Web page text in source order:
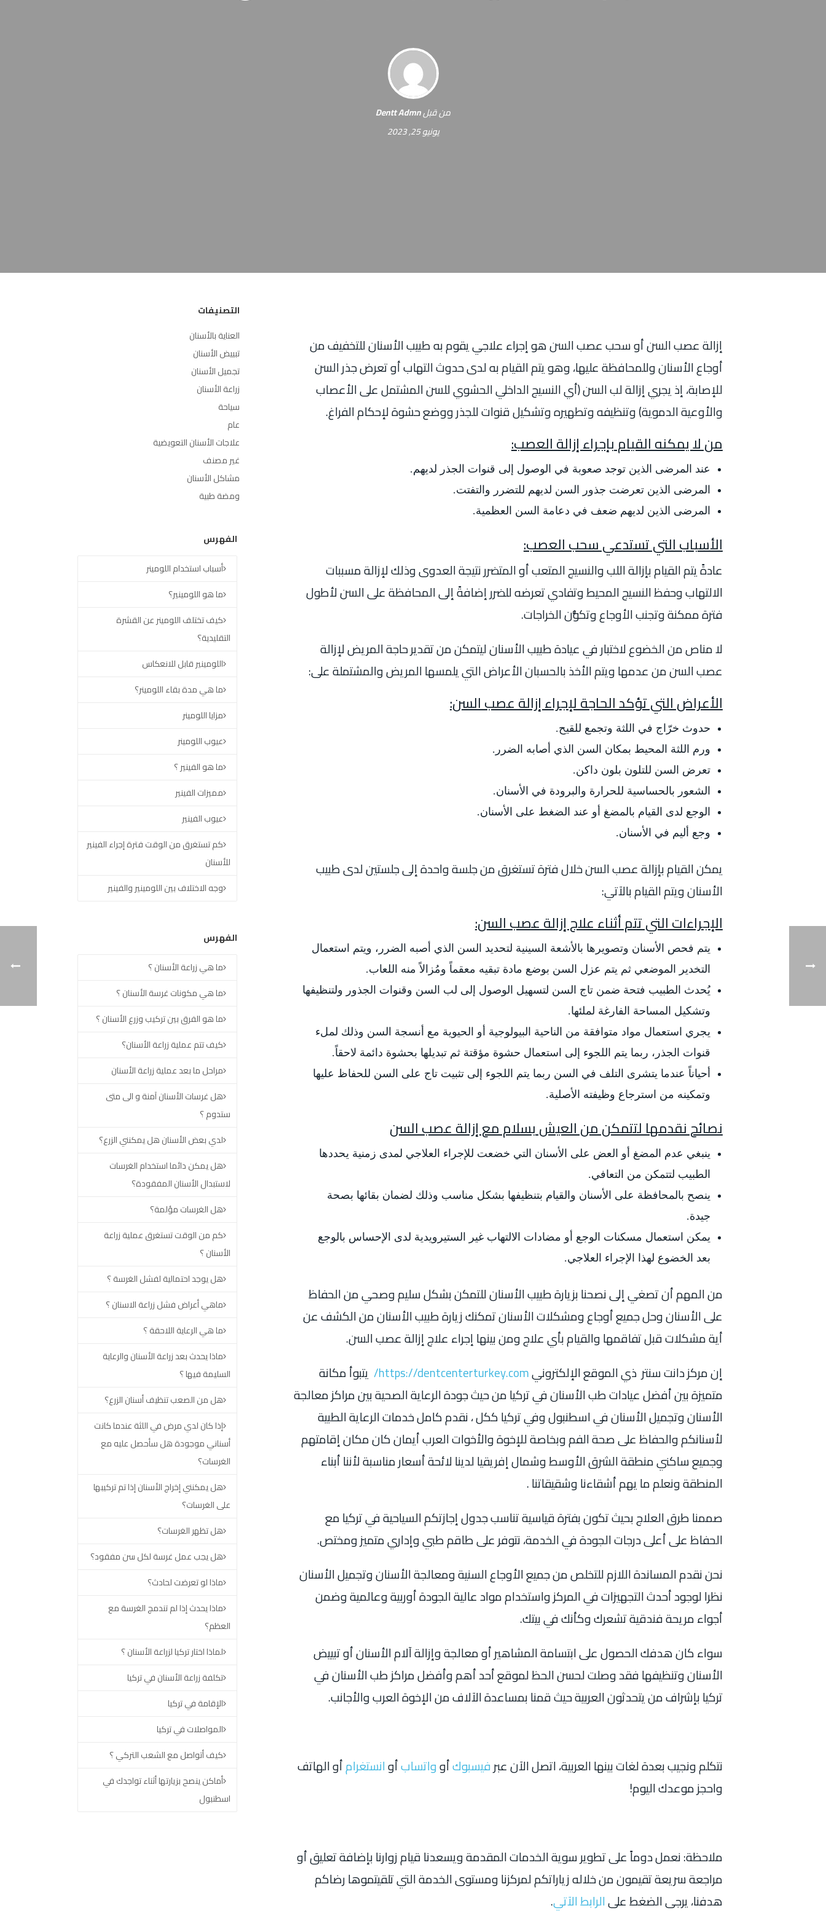
من قبلDentt Admn
يونيو 25, 2023
إزالة عصب السن أو سحب عصب السن هو إجراء علاجي يقوم به طبيب الأسنان للتخفيف من
أوجاع الأسنان وللمحافظة عليها، وهو يتم القيام به لدى حدوث التهاب أو تعرض جذر السن
للإصابة، إذ يجري إزالة لب السن (أي النسيج الداخلي الحشوي للسن المشتمل على الأعصاب
والأوعية الدموية) وتنظيفه وتطهيره وتشكيل قنوات للجذر ووضع حشوة لإحكام الفراغ.
من لا يمكنه القيام بإجراء إزالة العصب:
عند المرضى الذين توجد صعوبة في الوصول إلى قنوات الجذر لديهم.
المرضى الذين تعرضت جذور السن لديهم للتضرر والتفتت.
المرضى الذين لديهم ضعف في دعامة السن العظمية.
الأسباب التي تستدعي سحب العصب:
عادةً يتم القيام بإزالة اللب والنسيج المتعب أو المتضرر نتيجة العدوى وذلك لإزالة مسببات
الالتهاب وحفظ النسيج المحيط وتفادي تعرضه للضرر إضافةً إلى المحافظة على السن لأطول
فترة ممكنة وتجنب الأوجاع وتكوُّن الخراجات.
لا مناص من الخضوع لاختبار في عيادة طبيب الأسنان ليتمكن من تقدير حاجة المريض لإزالة
عصب السن من عدمها ويتم الأخذ بالحسبان الأعراض التي يلمسها المريض والمشتملة على:
الأعراض التي تؤكد الحاجة لإجراء إزالة عصب السن:
حدوث خرّاج في اللثة وتجمع للقيح.
ورم اللثة المحيط بمكان السن الذي أصابه الضرر.
تعرض السن للتلون بلون داكن.
الشعور بالحساسية للحرارة والبرودة في الأسنان.
الوجع لدى القيام بالمضغ أو عند الضغط على الأسنان.
وجع أليم في الأسنان.
يمكن القيام بإزالة عصب السن خلال فترة تستغرق من جلسة واحدة إلى جلستين لدى طبيب
الأسنان ويتم القيام بالآتي:
الإجراءات التي تتم أثناء علاج إزالة عصب السن:
يتم فحص الأسنان وتصويرها بالأشعة السينية لتحديد السن الذي أصبه الضرر، ويتم استعمال
التخدير الموضعي ثم يتم عزل السن بوضع مادة تبقيه معقماً ومُزالاً منه اللعاب.
يُحدث الطبيب فتحة ضمن تاج السن لتسهيل الوصول إلى لب السن وقنوات الجذور ولتنظيفها
وتشكيل المساحة الفارغة لملئها.
يجري استعمال مواد متوافقة من الناحية البيولوجية أو الحيوية مع أنسجة السن وذلك لملء
قنوات الجذر، ربما يتم اللجوء إلى استعمال حشوة مؤقتة ثم تبديلها بحشوة دائمة لاحقاً.
أحياناً عندما يتشرى التلف في السن ربما يتم اللجوء إلى تثبيت تاج على السن للحفاظ عليها
وتمكينه من استرجاع وظيفته الأصلية.
نصائح نقدمها لتتمكن من العيش بسلام مع إزالة عصب السن
ينبغي عدم المضغ أو العض على الأسنان التي خضعت للإجراء العلاجي لمدى زمنية يحددها
الطبيب لتتمكن من التعافي.
ينصح بالمحافظة على الأسنان والقيام بتنظيفها بشكل مناسب وذلك لضمان بقائها بصحة
جيدة.
يمكن استعمال مسكنات الوجع أو مضادات الالتهاب غير الستيرويدية لدى الإحساس بالوجع
بعد الخضوع لهذا الإجراء العلاجي.
من المهم أن تصغي إلى نصحنا بزيارة طبيب الأسنان للتمكن بشكل سليم وصحي من الحفاظ
على الأسنان وحل جميع أوجاع ومشكلات الأسنان تمكنك زيارة طبيب الأسنان من الكشف عن
أية مشكلات قبل تفاقمها والقيام بأي علاج ومن بينها إجراء علاج إزالة عصب السن.
إن مركز دانت سنتر ذي الموقع الإلكترونيhttps://dentcenterturkey.com/ يتبوأ مكانة
متميزة بين أفضل عيادات طب الأسنان في تركيا من حيث جودة الرعاية الصحية بين مراكز معالجة
الأسنان وتجميل الأسنان في اسطنبول وفي تركيا ككل ، نقدم كامل خدمات الرعاية الطبية
لأسنانكم والحفاظ على صحة الفم وبخاصة للإخوة والأخوات العرب أيمان كان مكان إقامتهم
وجميع ساكني منطقة الشرق الأوسط وشمال إفريقيا لدينا لائحة أسعار مناسبة لأننا أبناء
المنطقة ونعلم ما يهم أشقاءنا وشقيقاتنا .
صممنا طرق العلاج بحيث تكون بفترة قياسية تناسب جدول إجازتكم السياحية في تركيا مع
الحفاظ على أعلى درجات الجودة في الخدمة، نتوفر على طاقم طبي وإداري متميز ومختص.
نحن نقدم المساندة اللازم للتخلص من جميع الأوجاع السنية ومعالجة الأسنان وتجميل الأسنان
نظرا لوجود أحدث التجهيزات في المركز واستخدام مواد عالية الجودة أوربية وعالمية وضمن
أجواء مريحة فندقية تشعرك وكأنك في بيتك.
سواء كان هدفك الحصول على ابتسامة المشاهير أو معالجة وإزالة آلام الأسنان أو تبييض
الأسنان وتنظيفها فقد وصلت لحسن الحظ لموقع أحد أهم وأفضل مراكز طب الأسنان في
تركيا بإشراف من يتحدثون العربية حيث قمنا بمساعدة الآلاف من الإخوة العرب والأجانب.
نتكلم ونجيب بعدة لغات بينها العربية، اتصل الآن عبرفيسبوكأوواتسابأوانستغرامأو الهاتف
واحجز موعدك اليوم!
ملاحظة: نعمل دوماً على تطوير سوية الخدمات المقدمة ويسعدنا قيام زوارنا بإضافة تعليق أو
مراجعة سريعة تقيمون من خلاله زياراتكم لمركزنا ومستوى الخدمة التي تلقيتموها رضاكم
هدفنا، يرجى الضغط علىالرابط الآتي.
التصنيفات
العناية بالأسنان
تبييض الأسنان
تجميل الأسنان
زراعة الأسنان
سياحة
عام
علاجات الأسنان التعويضية
غير مصنف
مشاكل الأسنان
ومضة طبية
الفهرس
أسباب استخدام اللومينر
ما هو اللومينير؟
كيف تختلف اللومينر عن القشرة
التقليدية؟
اللومينير قابل للانعكاس
ما هي مدة بقاء اللومينر؟
مزايا اللومينر
عيوب اللومينر
ما هو الفينير ؟
مميزات الفينير
عيوب الفينير
كم تستغرق من الوقت فترة إجراء الفينير
للأسنان
وجه الاختلاف بين اللومينير والفينير
الفهرس
ما هي زراعة الأسنان ؟
ما هي مكونات غرسة الأسنان ؟
ما هو الفرق بين تركيب وزرع الأسنان ؟
كيف تتم عملية زراعة الأسنان؟
مراحل ما بعد عملية زراعة الأسنان
هل غرسات الأسنان آمنة و الى متى
ستدوم ؟
لدي بعض الأسنان هل يمكنني الزرع؟
هل يمكن دائما استخدام الغرسات
لاستبدال الأسنان المفقودة؟
هل الغرسات مؤلمة؟
كم من الوقت تستغرق عملية زراعة
الأسنان ؟
هل يوجد احتمالية لفشل الغرسة ؟
ماهي أعراض فشل زراعة الاسنان ؟
ما هي الرعاية اللاحقة ؟
ماذا يحدث بعد زراعة الأسنان والرعاية
السليمة فيها ؟
هل من الصعب تنظيف أسنان الزرع؟
إذا كان لدي مرض في اللثة عندما كانت
أسناني موجودة هل سأحصل عليه مع
الغرسات؟
هل يمكنني إخراج الأسنان إذا تم تركيبها
على الغرسات؟
هل تظهر الغرسات؟
هل يجب عمل غرسة لكل سن مفقود؟
ماذا لو تعرضت لحادث؟
ماذا يحدث إذا لم تندمج الغرسة مع
العظم؟
لماذا اختار تركيا لزراعة الأسنان ؟
تكلفة زراعة الأسنان في تركيا
الإقامة في تركيا
المواصلات في تركيا
كيف أتواصل مع الشعب التركي ؟
أماكن ينصح بزيارتها أثناء تواجدك في
اسطنبول